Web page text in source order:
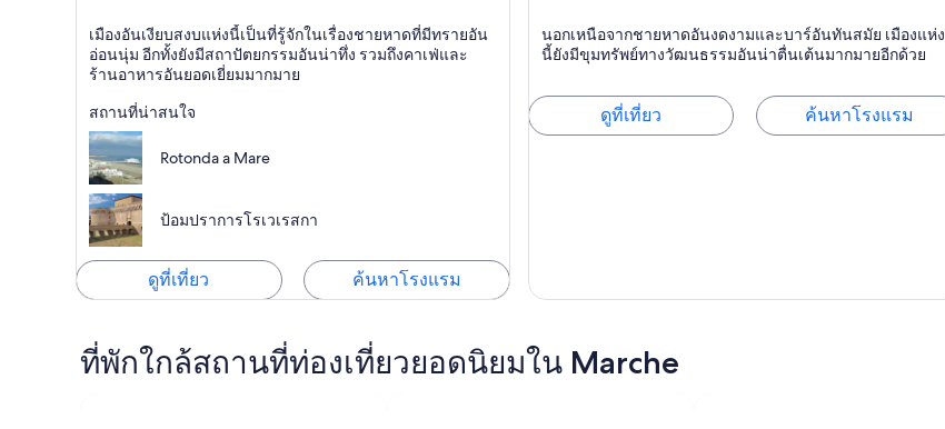
เซนิกัลเลีย
ทางประวัติศาสตร์, เฟอร์รี่และเรือต่างๆ, ปราสาท
เมืองอันเงียบสงบแห่งนี้เป็นที่รู้จักในเรื่องชายหาดที่มีทรายอัน
อ่อนนุ่ม อีกทั้งยังมีสถาปัตยกรรมอันน่าทึ่ง รวมถึงคาเฟ่และ
ร้านอาหารอันยอดเยี่ยมมากมาย
สถานที่น่าสนใจ
Rotonda a Mare
ป้อมปราการโรเวเรสกา
ดูที่เที่ยว ค้นหาโรงแรม
Numana
นอกเหนือจากชายหาดอันงดงามและบาร์อันทันสมัย เมืองแห่ง
นี้ยังมีขุมทรัพย์ทางวัฒนธรรมอันน่าตื่นเต้นมากมายอีกด้วย
ดูที่เที่ยว ค้นหาโรงแรม
ที่พักใกล้สถานที่ท่องเที่ยวยอดนิยมใน Marche